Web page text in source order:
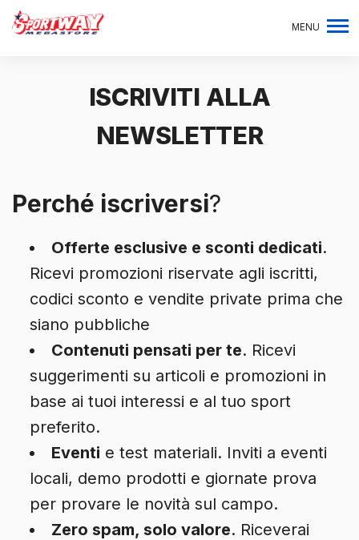
MENU
ISCRIVITI ALLA
NEWSLETTER
Perché iscriversi?
Offerte esclusive e sconti dedicati.
Ricevi promozioni riservate agli iscritti,
codici sconto e vendite private prima che
siano pubbliche
Contenuti pensati per te. Ricevi
suggerimenti su articoli e promozioni in
base ai tuoi interessi e al tuo sport
preferito.
Eventi e test materiali. Inviti a eventi
locali, demo prodotti e giornate prova
per provare le novità sul campo.
Zero spam, solo valore. Riceverai